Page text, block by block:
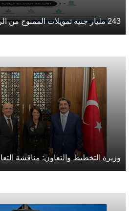
243 مليار جنيه تمويلات الممنوح من الرقابة
وزيرة التخطيط والتعاون: مناقشة